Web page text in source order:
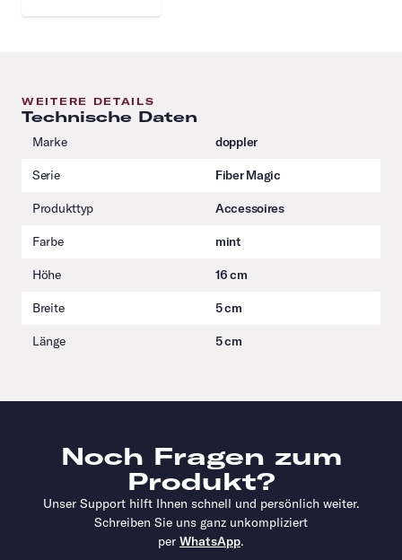
WEITERE DETAILS
Technische Daten
Marke doppler
Serie Fiber Magic
Produkttyp Accessoires
Farbe mint
Höhe 16 cm
Breite 5 cm
Länge 5 cm
Noch Fragen zum
Produkt?
Unser Support hilft Ihnen schnell und persönlich weiter.
Schreiben Sie uns ganz unkompliziert
per WhatsApp.